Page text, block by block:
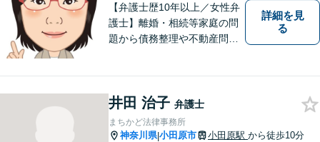
た相続対策
【弁護士歴10年以上／女性弁
護士】離婚・相続等家庭の問
題から債務整理や不動産問題
た解決方法を提案できるよう
努めます。【小田原駅8分／子
連れ相談可】お気軽にご相談
詳細を見
る
井田 治子 弁護士
まちかど法律事務所
神奈川県|小田原市 小田原駅 から徒歩10分